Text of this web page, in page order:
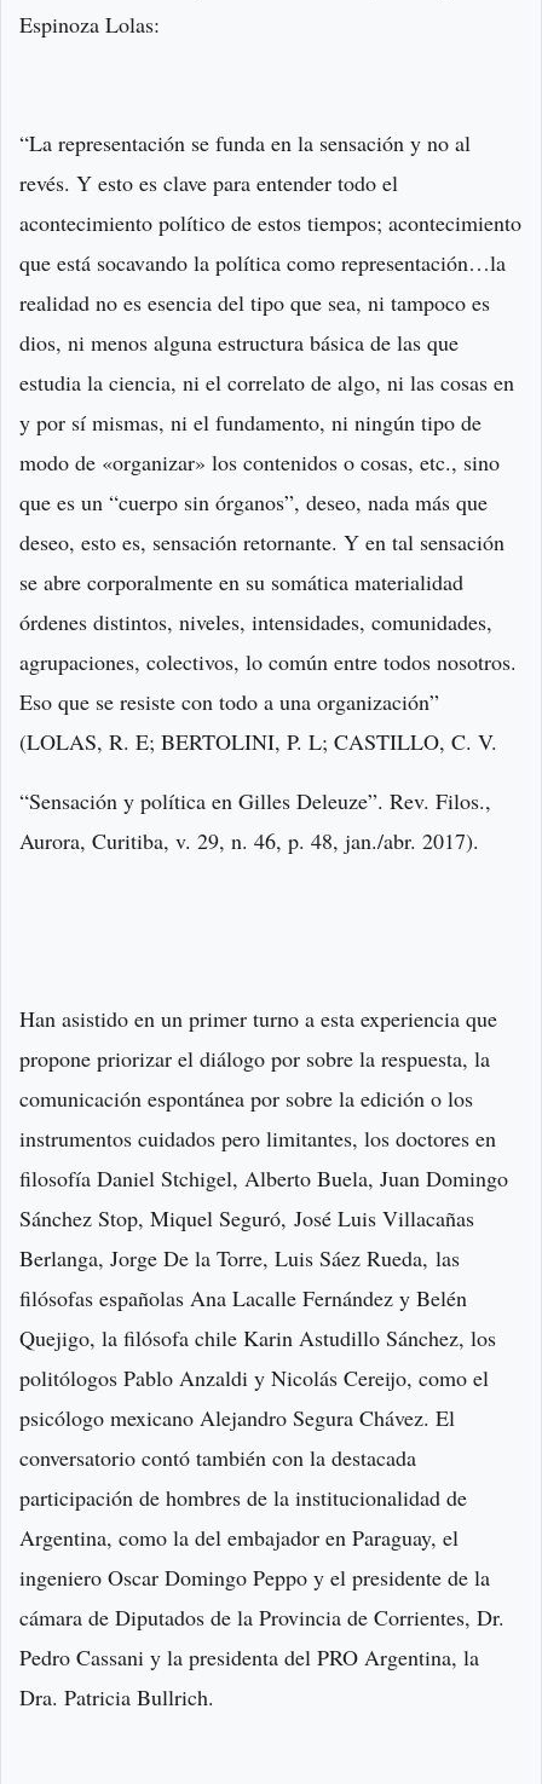
Espinoza Lolas:
“La representación se funda en la sensación y no al
revés. Y esto es clave para entender todo el
acontecimiento político de estos tiempos; acontecimiento
que está socavando la política como representación…la
realidad no es esencia del tipo que sea, ni tampoco es
dios, ni menos alguna estructura básica de las que
estudia la ciencia, ni el correlato de algo, ni las cosas en
y por sí mismas, ni el fundamento, ni ningún tipo de
modo de «organizar» los contenidos o cosas, etc., sino
que es un “cuerpo sin órganos”, deseo, nada más que
deseo, esto es, sensación retornante. Y en tal sensación
se abre corporalmente en su somática materialidad
órdenes distintos, niveles, intensidades, comunidades,
agrupaciones, colectivos, lo común entre todos nosotros.
Eso que se resiste con todo a una organización”
(LOLAS, R. E; BERTOLINI, P. L; CASTILLO, C. V.
“Sensación y política en Gilles Deleuze”. Rev. Filos.,
Aurora, Curitiba, v. 29, n. 46, p. 48, jan./abr. 2017).
Han asistido en un primer turno a esta experiencia que
propone priorizar el diálogo por sobre la respuesta, la
comunicación espontánea por sobre la edición o los
instrumentos cuidados pero limitantes, los doctores en
filosofía Daniel Stchigel, Alberto Buela, Juan Domingo
Sánchez Stop, Miquel Seguró, José Luis Villacañas
Berlanga, Jorge De la Torre, Luis Sáez Rueda, las
filósofas españolas Ana Lacalle Fernández y Belén
Quejigo, la filósofa chile Karin Astudillo Sánchez, los
politólogos Pablo Anzaldi y Nicolás Cereijo, como el
psicólogo mexicano Alejandro Segura Chávez. El
conversatorio contó también con la destacada
participación de hombres de la institucionalidad de
Argentina, como la del embajador en Paraguay, el
ingeniero Oscar Domingo Peppo y el presidente de la
cámara de Diputados de la Provincia de Corrientes, Dr.
Pedro Cassani y la presidenta del PRO Argentina, la
Dra. Patricia Bullrich.